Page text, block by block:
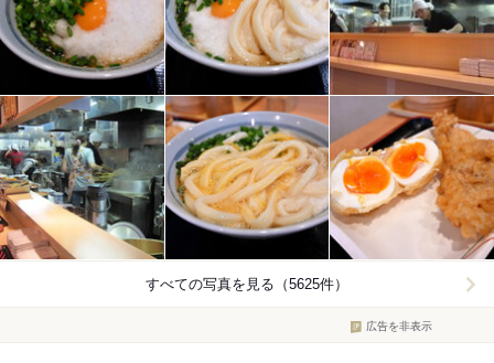
すべての写真を見る（5625件）
広告を非表示